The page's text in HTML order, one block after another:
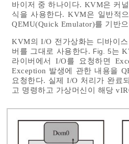
바이저 중 하나이다. KVM은 커
식을 사용한다. KVM은 일반적
QEMU(Quick Emulator)를 기반
KVM의 I/O 전가상화는 디바이
버를 그대로 사용한다. Fig. 5는
라이버에서 I/O를 요청하면
Exception 발생에 관한 내용을
요청한다. 실제 I/O 처리가 완료
고 명령하고 가상머신이 해당